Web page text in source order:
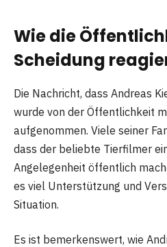
Wie die
Scheidung
Die Nachricht, dass Andreas
wurde von der Öffentlichkeit
aufgenommen. Viele seiner
dass der beliebte Tierfilmer
Angelegenheit öffentlich
es viel Unterstützung und
Situation.
Es ist bemerkenswert, wie